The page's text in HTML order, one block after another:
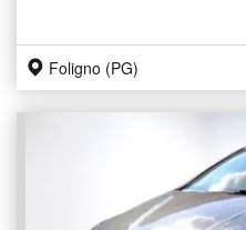
Foligno (PG)